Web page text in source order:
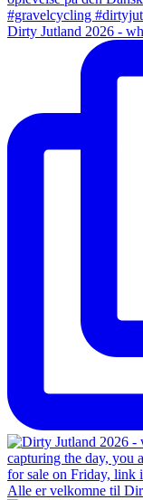
Dirty Jutland 2026 -
Alle er velkomne til